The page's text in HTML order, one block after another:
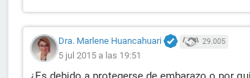
Dra. Marlene Huancahuari 29.005
5 jul 2015 a las 19:51